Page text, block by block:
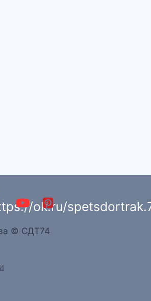
© СДТ74